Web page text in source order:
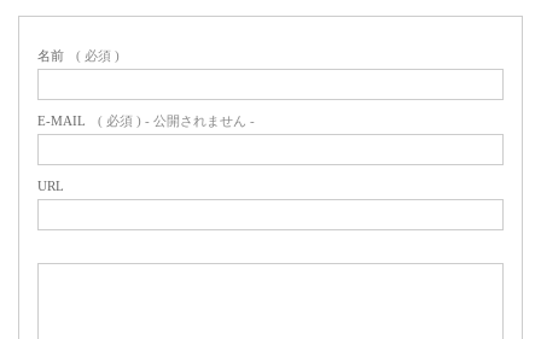
名前 ( 必須 )
E-MAIL ( 必須 ) - 公開されません -
URL